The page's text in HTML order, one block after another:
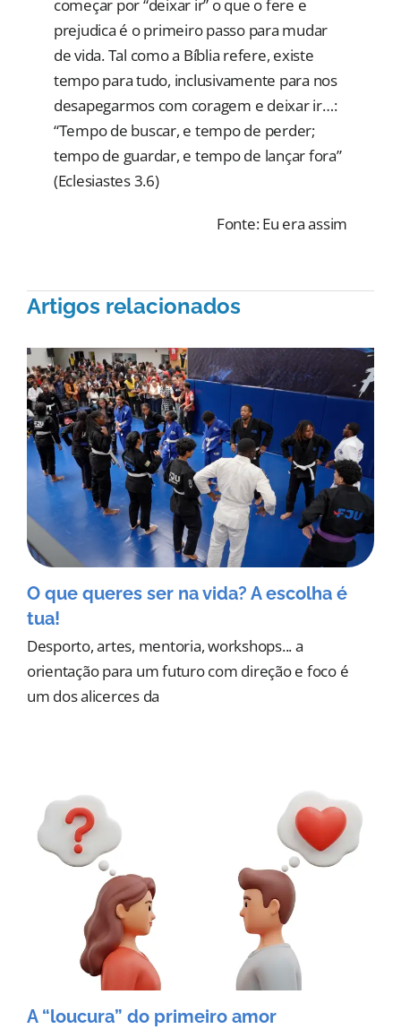
começar por “deixar ir” o que o fere e
prejudica é o primeiro passo para mudar
de vida. Tal como a Bíblia refere, existe
tempo para tudo, inclusivamente para nos
desapegarmos com coragem e deixar ir…:
“Tempo de buscar, e tempo de perder;
tempo de guardar, e tempo de lançar fora”
(Eclesiastes 3.6)
Fonte: Eu era assim
Artigos relacionados
O que queres ser na vida? A escolha é
tua!
Desporto, artes, mentoria, workshops... a
orientação para um futuro com direção e foco é
um dos alicerces da
A “loucura” do primeiro amor